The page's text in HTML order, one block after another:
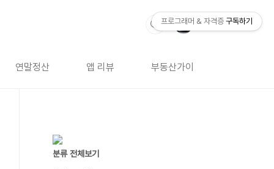
연말정산 앱 리뷰 부동산가이드
분류 전체보기
프로그래머 & 자격증 구독하기